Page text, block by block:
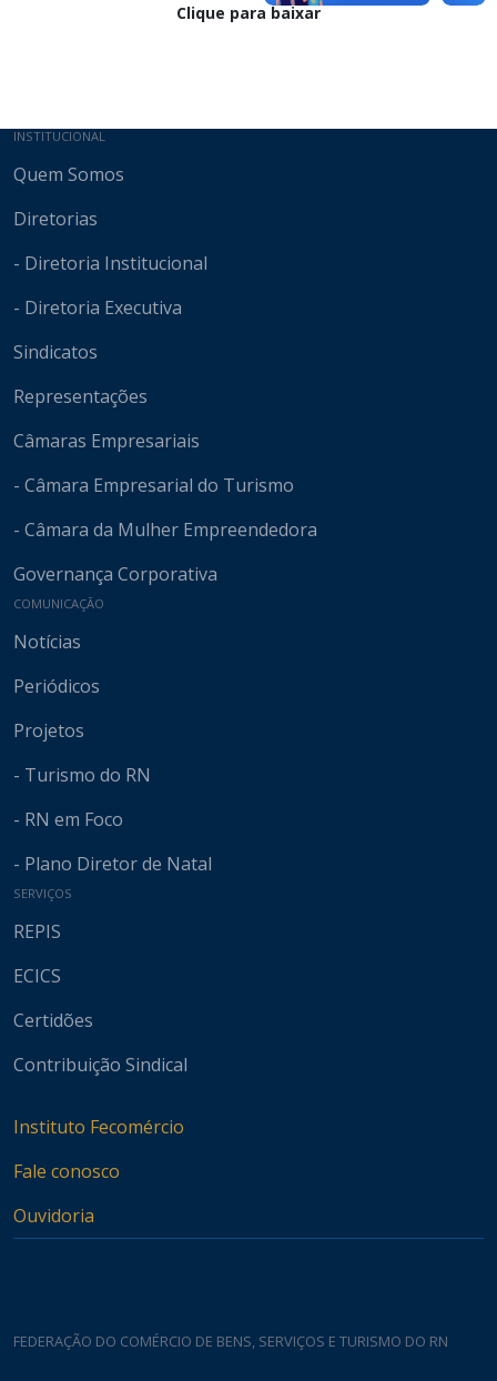
Clique para baixar
Mapa do site
INSTITUCIONAL
Quem Somos
Diretorias
- Diretoria Institucional
- Diretoria Executiva
Sindicatos
Representações
Câmaras Empresariais
- Câmara Empresarial do Turismo
- Câmara da Mulher Empreendedora
Governança Corporativa
COMUNICAÇÃO
Notícias
Periódicos
Projetos
- Turismo do RN
- RN em Foco
- Plano Diretor de Natal
SERVIÇOS
REPIS
ECICS
Certidões
Contribuição Sindical
Instituto Fecomércio
Fale conosco
Ouvidoria
FEDERAÇÃO DO COMÉRCIO DE BENS, SERVIÇOS E TURISMO DO RN